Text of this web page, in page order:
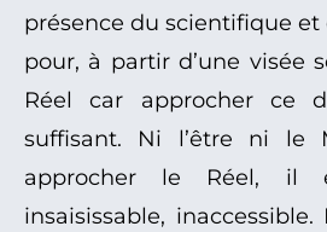
présence du scientifique
pour, à partir d’une visée
Réel car approcher ce
suffisant. Ni l’être ni le
approcher le Réel, il
insaisissable,